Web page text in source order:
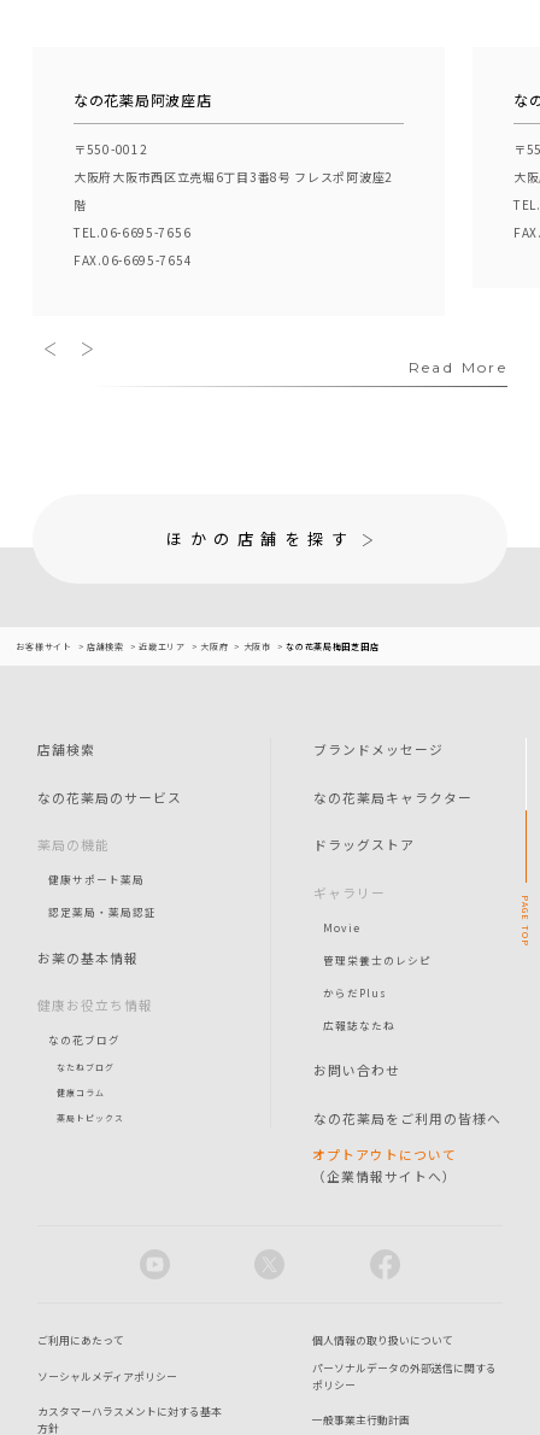
なの花薬局阿波座店
〒550-0012
大阪府大阪市西区立売堀6丁目3番8号 フレスポ阿波座2
階
TEL.06-6695-7656
FAX.06-6695-7654
な
〒
大
Read More
ほかの店舗を探す
お客様サイト 店舗検索 近畿エリア 大阪府 大阪市 なの花薬局梅田芝田店
店舗検索
なの花薬局のサービス
薬局の機能
健康サポート薬局
認定薬局・薬局認証
お薬の基本情報
健康お役立ち情報
なの花ブログ
なたねブログ
健康コラム
薬局トピックス
ブランドメッセージ
なの花薬局キャラクター
ドラッグストア
ギャラリー
Movie
管理栄養士のレシピ
からだPlus
広報誌なたね
お問い合わせ
なの花薬局をご利用の皆様へ
オプトアウトについて
（企業情報サイトへ）
ご利用にあたって 個人情報の取り扱いについて
ソーシャルメディアポリシー
パーソナルデータの外部送信に関する
ポリシー
カスタマーハラスメントに対する基本
方針
一般事業主行動計画
PAGE
TOP